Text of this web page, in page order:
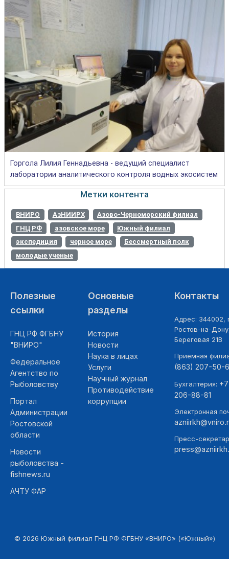
Горгола Лилия Геннадьевна - ведущий специалист
лаборатории аналитического контроля водных экосистем
Метки контента
ВНИРО АзНИИРХ
Азово-Черноморский филиал
ГНЦ РФ
азовское море
Южный филиал
экспедиция
черное море
Бессмертный полк
молодые ученые
Полезные
ссылки
ГНЦ РФ ФГБНУ
"ВНИРО"
Федеральное
Агентство по
Рыболовству
Портал
Администрации
Ростовской
области
Новости
рыболовства -
fishnews.ru
АЧТУ ФАР
Основные
разделы
История
Новости
Наука в лицах
Услуги
Научный журнал
Противодействие
коррупции
Контакты
Адрес: 344002,
Ростов-на-
Береговая 21В
Приемная
(863) 207-50-
Бухгалтерия:
206-88-81
Электронная
Пресс-
© 2026 Южный филиал ГНЦ РФ ФГБНУ «ВНИРО» («Южный»)